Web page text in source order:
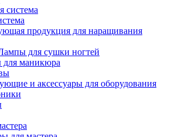
система
продукция для наращивания
для сушки ногтей
для маникюра
и аксессуары для оборудования